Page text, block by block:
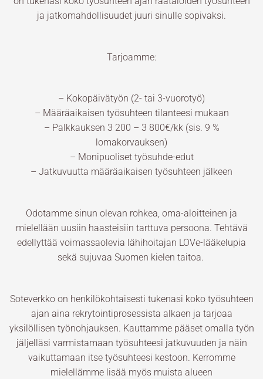
ja jatkomahdollisuudet juuri sinulle sopivaksi.
Tarjoamme:
– Kokopäivätyön (2- tai 3-vuorotyö)
– Määräaikaisen työsuhteen tilanteesi mukaan
– Palkkauksen 3 200 – 3 800€/kk (sis. 9 %
lomakorvauksen)
– Monipuoliset työsuhde-edut
– Jatkuvuutta määräaikaisen työsuhteen jälkeen
Odotamme sinun olevan rohkea, oma-aloitteinen ja
mielellään uusiin haasteisiin tarttuva persoona. Tehtävä
edellyttää voimassaolevia lähihoitajan LOVe-lääkelupia
sekä sujuvaa Suomen kielen taitoa.
Soteverkko on henkilökohtaisesti tukenasi koko työsuhteen
ajan aina rekrytointiprosessista alkaen ja tarjoaa
yksilöllisen työnohjauksen. Kauttamme pääset omalla työn
jäljelläsi varmistamaan työsuhteesi jatkuvuuden ja näin
vaikuttamaan itse työsuhteesi kestoon. Kerromme
mielellämme lisää myös muista alueen